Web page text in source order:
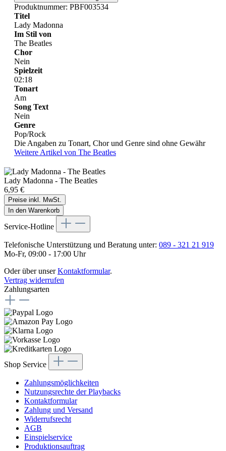
Produktnummer: PBF003534
Titel
Lady Madonna
Im Stil von
The Beatles
Chor
Nein
Spielzeit
02:18
Tonart
Am
Song Text
Nein
Genre
Pop/Rock
Die Angaben zu Tonart, Chor und Genre sind ohne Gewähr
Weitere Artikel von The Beatles
Lady Madonna - The Beatles
6,95 €
Preise inkl. MwSt.
In den Warenkorb
Service-Hotline
Telefonische Unterstützung und Beratung unter: 089 - 321 21 919
Mo-Fr, 09:00 - 17:00 Uhr
Oder über unserKontaktformular.
Vertrag widerrufen
Zahlungsarten
Shop Service
Zahlungsmöglichkeiten
Nutzungsrechte der Playbacks
Kontaktformular
Zahlung und Versand
Widerrufsrecht
AGB
Einspielservice
Produktionsauftrag